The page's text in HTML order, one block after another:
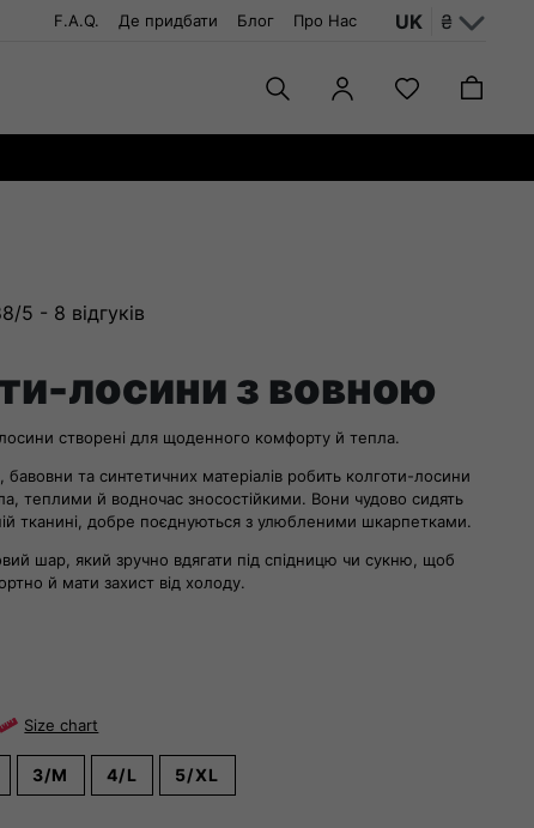
F.A.Q. Де придбати Блог Про Нас UK ₴
5 - 8 відгуків
лосини з вовною
створені для щоденного комфорту й тепла.
та синтетичних матеріалів робить колготи-лосини
теплими й водночас зносостійкими. Вони чудово сидять
тканині, добре поєднуються з улюбленими шкарпетками.
шар, який зручно вдягати під спідницю чи сукню, щоб
й мати захист від холоду.
Size chart
3/M 4/L 5/XL